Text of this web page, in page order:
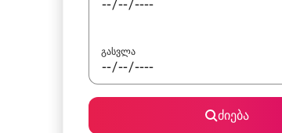
გასვლა
ძიება